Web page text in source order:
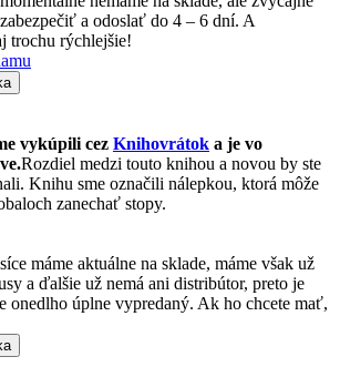
a odoslať do 4 – 6 dní. A
trochu rýchlejšie!
vykúpili cez Knihovrátok a je vo
Rozdiel medzi touto knihou a novou by ste
Knihu sme označili nálepkou, ktorá môže
zanechať stopy.
máme aktuálne na sklade, máme však už
a ďalšie už nemá ani distribútor, preto je
onedlho úplne vypredaný. Ak ho chcete mať,